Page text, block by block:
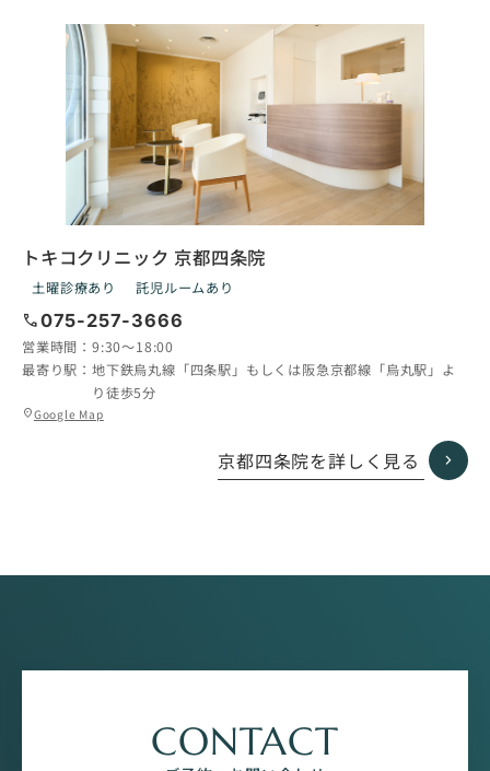
トキコクリニック 京都四条院
土曜診療あり 託児ルームあり
call075-257-3666
営業時間： 9:30〜18:00
最寄り駅： 地下鉄烏丸線「四条駅」もしくは阪急京都線「烏丸駅」よ
り徒歩5分
location_onGoogle Map
グ
京都四条院を詳しく見る
CONTACT